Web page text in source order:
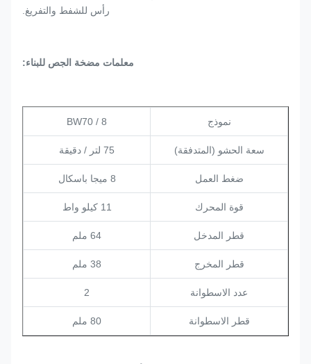
رأس للشفط والتفريغ.
معلمات مضخة الجص للبناء:
نموذج BW70 / 8
سعة الحشو (المتدفقة)
ضغط العمل
قوة المحرك
قطر المدخل
قطر المخرج
عدد الاسطوانة
قطر الاسطوانة